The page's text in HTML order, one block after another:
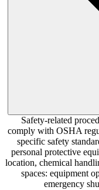
Safety-related
comply with OSHA
specific safety
personal protective
location, chemical
spaces: equipment
emergency